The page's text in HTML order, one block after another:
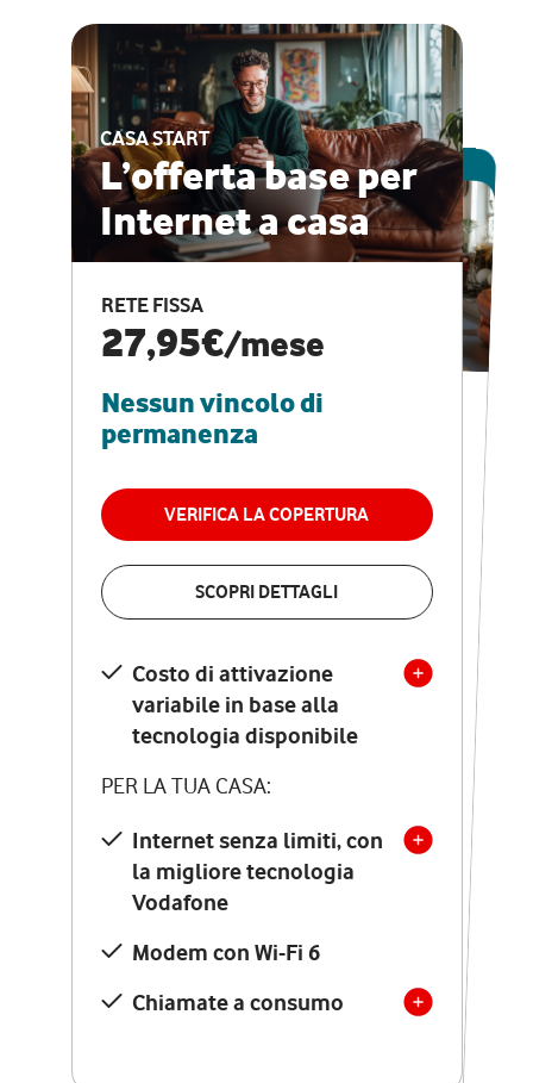
CASA START
L’offerta base per
Internet a casa
RETE FISSA
27,95€/mese
Nessun vincolo di
permanenza
VERIFICA LA COPERTURA
SCOPRI DETTAGLI
Costo di attivazione
variabile in base alla
tecnologia disponibile
PER LA TUA CASA:
Internet senza limiti, con
la migliore tecnologia
Vodafone
Modem con Wi-Fi 6
Chiamate a consumo
ESCLUSIVA ONLINE
CASA PRO
Internet veloce e
vantaggi speciali
RETE FISSA + VODAFONE CLUB
29,95€
permanenza
VERIFICA LA COPERTURA
Costo di attivazione
variabile in base alla
tecnologia disponibile
PER LA TUA CASA:
Internet senza limiti, con
la migliore tecnologia
Vodafone
Modem Seven con Wi-Fi 7
Chiamate illimitate verso
numeri fissi e mobili
nazionali